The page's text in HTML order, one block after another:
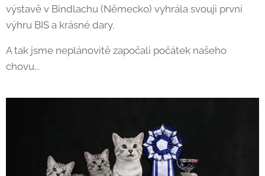
výstavě v Bindlachu (Německo) vyhrála svouji první
výhru BIS a krásné dary.
A tak jsme neplánovitě započali počátek našeho
chovu...